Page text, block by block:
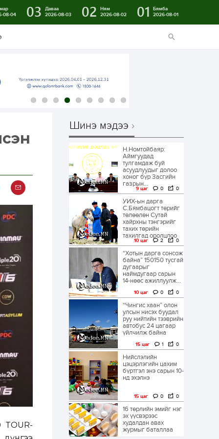
08-04
03
Даваа
2026-08-03
02
Ням
2026-08-02
01
Бямба
2026-08-01
TOUR-
Шинэ мэдээ
Н.Номтойбаяр:
Аймгуудад
тулгамдаж буй
асуудлуудыг долоо
хоног бүр Засгийн
газрын...
9 цаг 0 0
УИХ-ын дарга
С.Бямбацогт төрийг
төлөөлөн Сутай
хайрхны тэнгэрийг
тахих төрийн
тахилгад оролцлоо
10 цаг 2 0
“Хотын дарга сонсож
байна” 150150 тусгай
дугаарыг
наймдугаар сарын
14-нөөс ажиллуулж...
10 цаг 0 0
“Чингис хаан” олон
улсын нисэх буудал
руу нийтийн тээврийн
автобус 24 цагаар
үйлчилж байна
15 цаг 1 0
Нийслэлийн
цэцэрлэгийн цахим
бүртгэл энэ сарын 10-
нд эхэлнэ
15 цаг 0 0
16 төрлийн эмийг нэг
эх үүсвэрээс
худалдан авах
журмыг баталлаа